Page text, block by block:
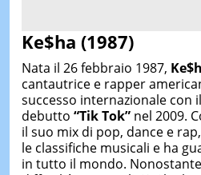
Ke$ha (1987)
Nata il 26 febbraio 1987,
cantautrice e rapper
successo internazionale con
debutto “Tik Tok”nel 2009.
il suo mix di pop, dance e
le classifiche musicali e ha
in tutto il mondo.